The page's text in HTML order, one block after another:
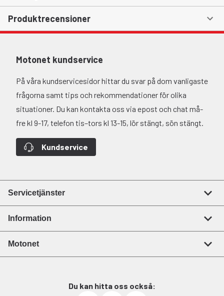
Produktrecensioner
Motonet kundservice
På våra kundservicesidor hittar du svar på dom vanligaste
frågorna samt tips och rekommendationer för olika
situationer. Du kan kontakta oss via epost och chat må-
fre kl 9-17, telefon tis–tors kl 13-15, lör stängt, sön stängt.
Kundservice
Servicetjänster
Information
Motonet
Du kan hitta oss också: